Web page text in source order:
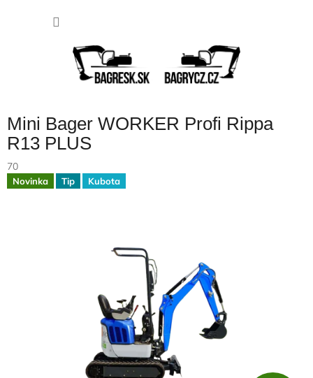
Mini Bager WORKER Profi Rippa
R13 PLUS
70
Novinka Tip Kubota